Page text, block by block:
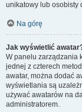
unikatowy lub osobisty
Na górę
Jak wyświetlić
W panelu zarządzania
jednej z czterech
awatar, można dodać
wyświetlania są
używać awatarów na
administratorem.